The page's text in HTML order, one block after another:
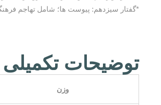
*گفتار سیزدهم: پیوست ها؛ شامل تهاجم
توضیحات تکمیلی
وزن